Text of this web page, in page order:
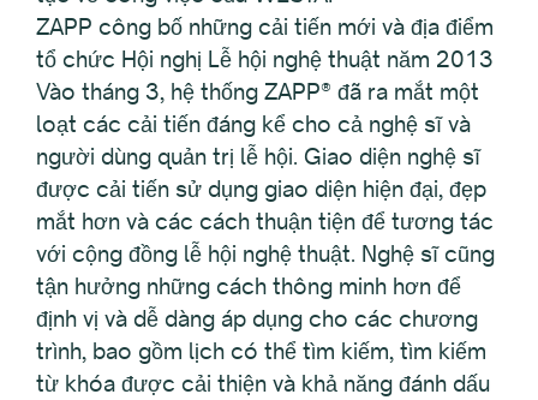
ZAPP công bố những cải tiến mới và địa điểm
tổ chức Hội nghị Lễ hội nghệ thuật năm 2013
Vào tháng 3, hệ thống ZAPP® đã ra mắt một
loạt các cải tiến đáng kể cho cả nghệ sĩ và
người dùng quản trị lễ hội. Giao diện nghệ sĩ
được cải tiến sử dụng giao diện hiện đại, đẹp
mắt hơn và các cách thuận tiện để tương tác
với cộng đồng lễ hội nghệ thuật. Nghệ sĩ cũng
tận hưởng những cách thông minh hơn để
định vị và dễ dàng áp dụng cho các chương
trình, bao gồm lịch có thể tìm kiếm, tìm kiếm
từ khóa được cải thiện và khả năng đánh dấu